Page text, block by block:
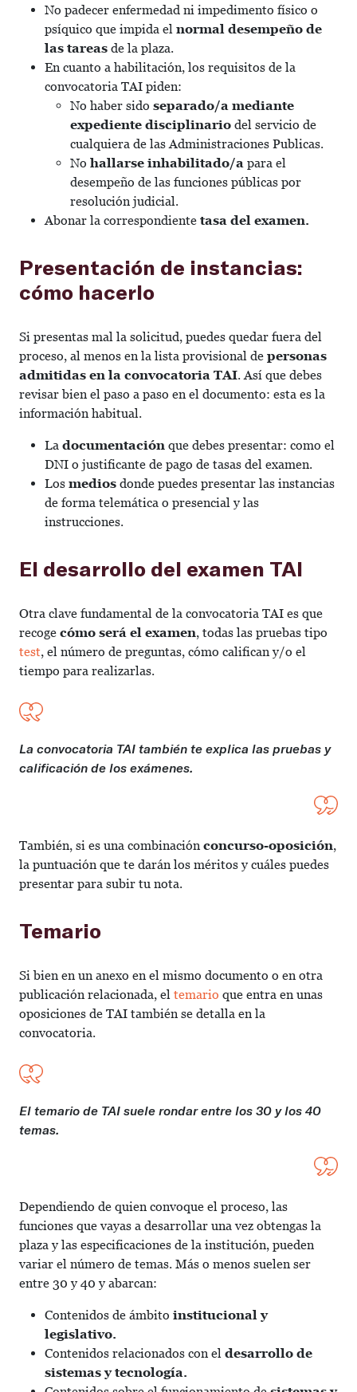
No padecer enfermedad ni impedimento físico o
psíquico que impida el normal desempeño de
las tareas de la plaza.
En cuanto a habilitación, los requisitos de la
convocatoria TAI piden:
No haber sido separado/a mediante
expediente disciplinario del servicio de
cualquiera de las Administraciones Publicas.
No hallarse inhabilitado/a para el
desempeño de las funciones públicas por
resolución judicial.
Abonar la correspondiente tasa del examen.
Presentación de instancias:
cómo hacerlo
Si presentas mal la solicitud, puedes quedar fuera del
proceso, al menos en la lista provisional de personas
admitidas en la convocatoria TAI. Así que debes
revisar bien el paso a paso en el documento: esta es la
información habitual.
La documentación que debes presentar: como el
DNI o justificante de pago de tasas del examen.
Los medios donde puedes presentar las instancias
de forma telemática o presencial y las
instrucciones.
El desarrollo del examen TAI
Otra clave fundamental de la convocatoria TAI es que
recoge cómo será el examen, todas las pruebas tipo
test, el número de preguntas, cómo califican y/o el
tiempo para realizarlas.
La convocatoria TAI también te explica las pruebas y
calificación de los exámenes.
También, si es una combinación concurso-oposición,
la puntuación que te darán los méritos y cuáles puedes
presentar para subir tu nota.
Temario
Si bien en un anexo en el mismo documento o en otra
publicación relacionada, el temario que entra en unas
oposiciones de TAI también se detalla en la
convocatoria.
El temario de TAI suele rondar entre los 30 y los 40
temas.
Dependiendo de quien convoque el proceso, las
funciones que vayas a desarrollar una vez obtengas la
plaza y las especificaciones de la institución, pueden
variar el número de temas. Más o menos suelen ser
entre 30 y 40 y abarcan:
Contenidos de ámbito institucional y
legislativo.
Contenidos relacionados con el desarrollo de
sistemas y tecnología.